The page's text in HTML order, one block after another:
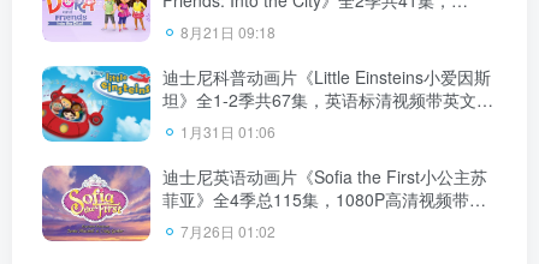
1080P高清视频带英文字幕，带配套音频
MP3，百度云网盘下载！
8月21日 09:18
迪士尼科普动画片《Little Einsteins小爱因斯
坦》全1-2季共67集，英语标清视频带英文字
幕，百度云网盘下载！
1月31日 01:06
迪士尼英语动画片《Sofia the First小公主苏
菲亚》全4季总115集，1080P高清视频带英
文字幕，百度云网盘下载！
7月26日 01:02